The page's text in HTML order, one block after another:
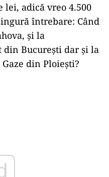
lei, adică vreo 4.500
întrebare: Când
și la
din București dar și la
din Ploiești?